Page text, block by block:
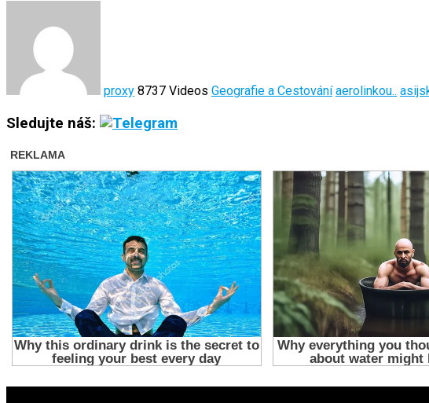
proxy 8737 Videos Geografie a Cestování aerolinkou..
Sledujte náš: